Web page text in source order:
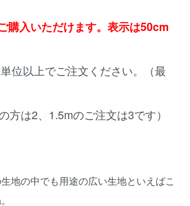
購入いただけます。表示は50cm
位以上でご注文ください。（最
方は2、1.5mのご注文は3です）
地の中でも用途の広い生地といえばこ